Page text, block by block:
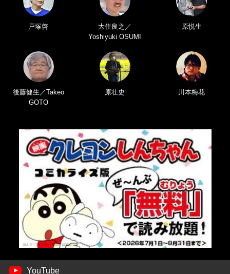
戸塚啓
大住良之／
Yoshiyuki OSUMI
原悦生
後藤健生／Takeo
GOTO
原壮史 川本梅花
YouTube